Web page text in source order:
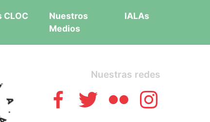
CLOC
Nuestros
Medios
IALAs
Nuestras redes